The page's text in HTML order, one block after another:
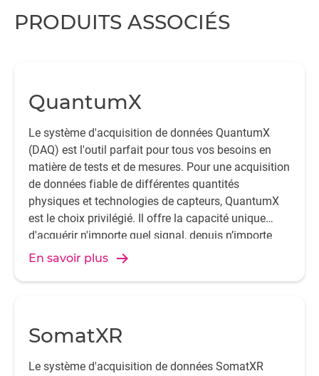
PRODUITS ASSOCIÉS
QuantumX
Le système d'acquisition de données QuantumX
(DAQ) est l'outil parfait pour tous vos besoins en
matière de tests et de mesures. Pour une acquisition
de données fiable de différentes quantités
physiques et technologies de capteurs, QuantumX
est le choix privilégié. Il offre la capacité unique
d'acquérir n'importe quel signal, depuis n’importe
quel capteur.
En savoir plus
SomatXR
Le système d'acquisition de données SomatXR